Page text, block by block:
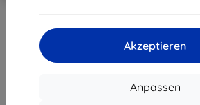
Akzeptieren
Anpassen